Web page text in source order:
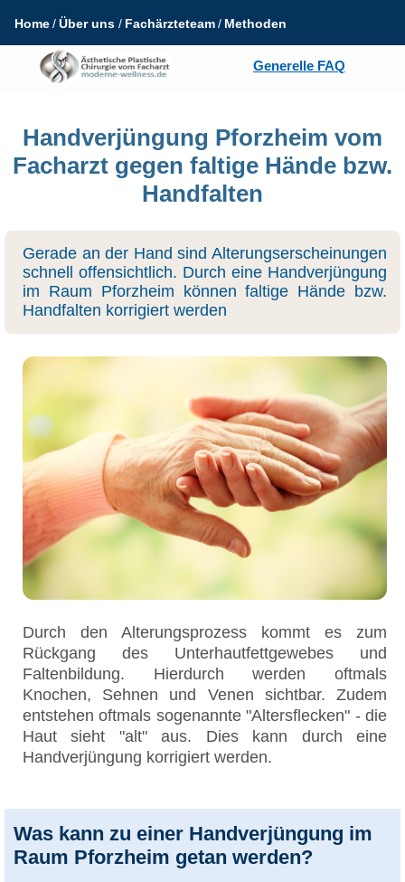
Generelle FAQ
Home Über uns Fachärzteteam Methoden
Handverjüngung Pforzheim vom
Facharzt gegen faltige Hände bzw.
Handfalten
Gerade an der Hand sind Alterungserscheinungen
schnell offensichtlich. Durch eine Handverjüngung
im Raum Pforzheim können faltige Hände bzw.
Handfalten korrigiert werden
Durch den Alterungsprozess kommt es zum
Rückgang des Unterhautfettgewebes und
Faltenbildung. Hierdurch werden oftmals
Knochen, Sehnen und Venen sichtbar. Zudem
entstehen oftmals sogenannte "Altersflecken" - die
Haut sieht "alt" aus. Dies kann durch eine
Handverjüngung korrigiert werden.
Was kann zu einer Handverjüngung im
Raum Pforzheim getan werden?